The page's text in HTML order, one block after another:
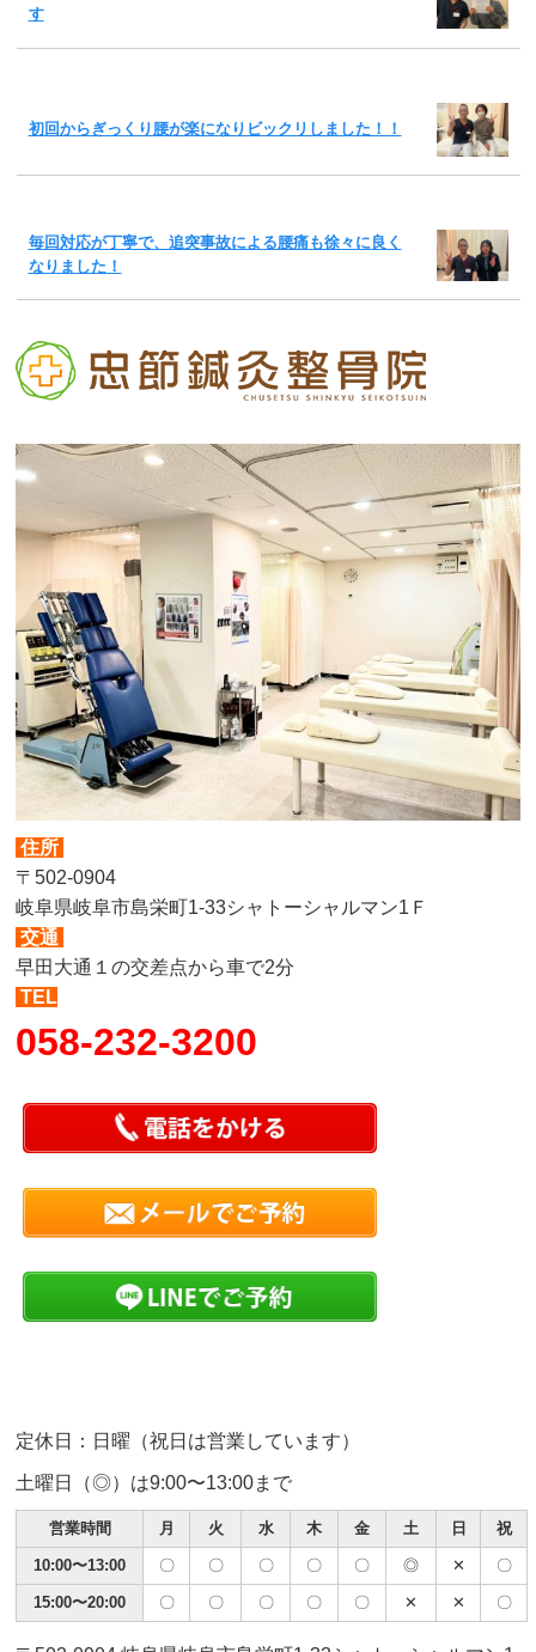
す
初回からぎっくり腰が楽になりビックリしました！！
毎回対応が丁寧で、追突事故による腰痛も徐々に良く
なりました！
住所
〒502-0904
岐阜県岐阜市島栄町1-33シャトーシャルマン1Ｆ
交通
早田大通１の交差点から車で2分
TEL
058-232-3200
定休日：日曜（祝日は営業しています）
土曜日（◎）は9:00〜13:00まで
営業時間 月 火 水 木 金 土 日 祝
10:00〜13:00 〇 〇 〇 〇 〇 ◎ ✕ 〇
15:00〜20:00 〇 〇 〇 〇 〇 ✕ ✕ 〇